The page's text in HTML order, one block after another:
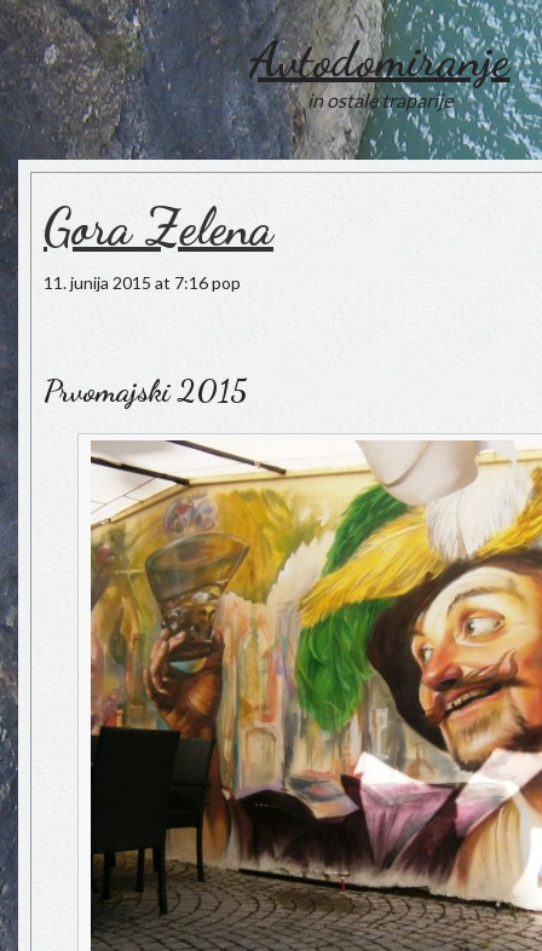
Avtodomiranje
in ostale traparije
Gora Zelena
11. junija 2015 at 7:16 pop
Prvomajski 2015